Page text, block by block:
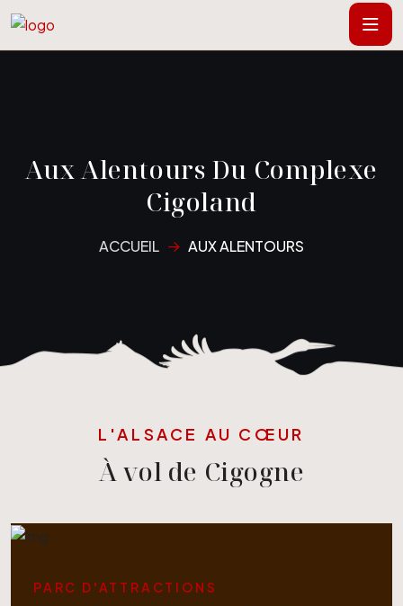
Aux Alentours Du Complexe
Cigoland
ACCUEIL AUX ALENTOURS
L'ALSACE AU CŒUR
À vol de Cigogne
PARC D'ATTRACTIONS